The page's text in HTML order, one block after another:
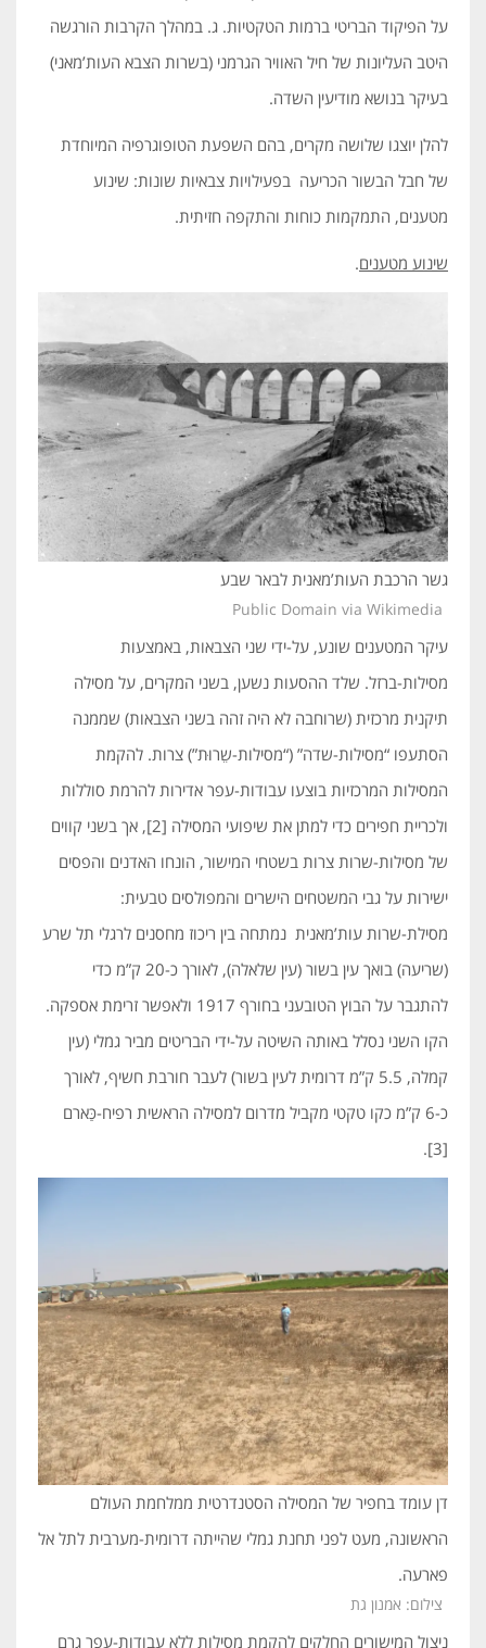
על הפיקוד הבריטי ברמות הטקטיות. ג. במהלך הקרבות הורגשה
היטב העליונות של חיל האוויר הגרמני (בשרות הצבא העות’מאני)
בעיקר בנושא מודיעין השדה.
להלן יוצגו שלושה מקרים, בהם השפעת הטופוגרפיה המיוחדת
של חבל הבשור הכריעה בפעילויות צבאיות שונות: שינוע
מטענים, התמקמות כוחות והתקפה חזיתית.
שינוע מטענים.
גשר הרכבת העות’מאנית לבאר שבע
Public Domain via Wikimedia
עיקר המטענים שונע, על-ידי שני הצבאות, באמצעות
מסילות-ברזל. שלד ההסעות נשען, בשני המקרים, על מסילה
תיקנית מרכזית (שרוחבה לא היה זהה בשני הצבאות) שממנה
הסתעפו “מסילות-שדה” (“מסילות-שֵרוּת”) צרות. להקמת
המסילות המרכזיות בוצעו עבודות-עפר אדירות להרמת סוללות
ולכריית חפירים כדי למתן את שיפועי המסילה [2], אך בשני קווים
של מסילות-שרות צרות בשטחי המישור, הונחו האדנים והפסים
ישירות על גבי המשטחים הישרים והמפולסים טבעית:
מסילת-שרות עות’מאנית נמתחה בין ריכוז מחסנים לרגלי תל שרע
(שריעה) בואך עין בשור (עין שלאלה), לאורך כ-20 ק”מ כדי
להתגבר על הבוץ הטובעני בחורף 1917 ולאפשר זרימת אספקה.
הקו השני נסלל באותה השיטה על-ידי הבריטים מביר גמלי (עין
קמלה, 5.5 ק”מ דרומית לעין בשור) לעבר חורבת חשיף, לאורך
כ-6 ק”מ כקו טקטי מקביל מדרום למסילה הראשית רפיח-כַּארם
[3].
דן עומד בחפיר של המסילה הסטנדרטית ממלחמת העולם
הראשונה, מעט לפני תחנת גמלי שהייתה דרומית-מערבית לתל אל
פארעה.
צילום: אמנון גת
ניצול המישורים החלקים להקמת מסילות ללא עבודות-עפר גרם